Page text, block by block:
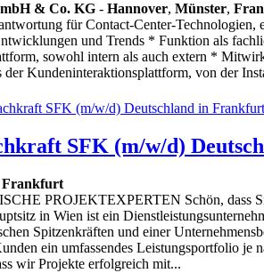
& Co. KG - Hannover, Münster,
für Contact-Center-Technologien,
und Trends * Funktion als
sowohl intern als auch extern *
der Kundeninteraktionsplattform, von der
SFK (m/w/d)
Frankfurt
PROJEKTEXPERTEN Schön, dass
in Wien ist ein
Spitzenkräften und einer
ein umfassendes Leistungsportfolio je
wir Projekte erfolgreich mit...